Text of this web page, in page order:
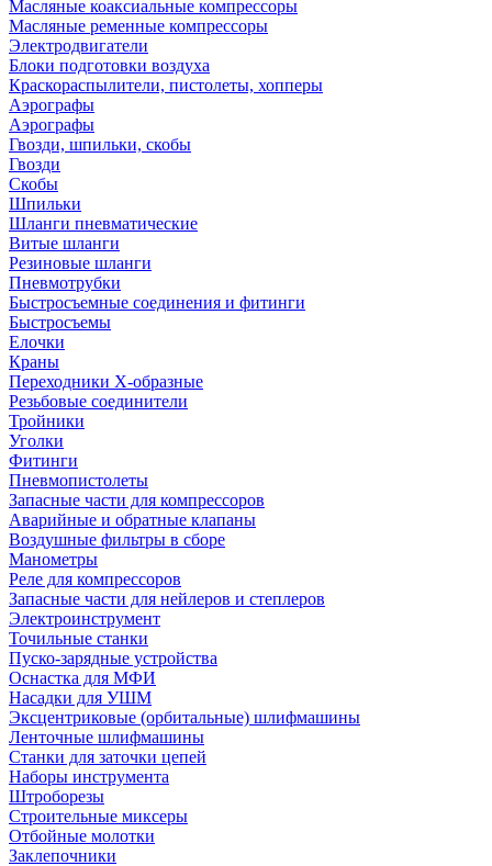
Масляные коаксиальные компрессоры
Масляные ременные компрессоры
Электродвигатели
Блоки подготовки воздуха
Краскораспылители, пистолеты, хопперы
Аэрографы
Аэрографы
Гвозди, шпильки, скобы
Гвозди
Скобы
Шпильки
Шланги пневматические
Витые шланги
Резиновые шланги
Пневмотрубки
Быстросъемные соединения и фитинги
Быстросъемы
Елочки
Краны
Переходники Х-образные
Резьбовые соединители
Тройники
Уголки
Фитинги
Пневмопистолеты
Запасные части для компрессоров
Аварийные и обратные клапаны
Воздушные фильтры в сборе
Манометры
Реле для компрессоров
Запасные части для нейлеров и степлеров
Электроинструмент
Точильные станки
Пуско-зарядные устройства
Оснастка для МФИ
Насадки для УШМ
Эксцентриковые (орбитальные) шлифмашины
Ленточные шлифмашины
Станки для заточки цепей
Наборы инструмента
Штроборезы
Строительные миксеры
Отбойные молотки
Заклепочники